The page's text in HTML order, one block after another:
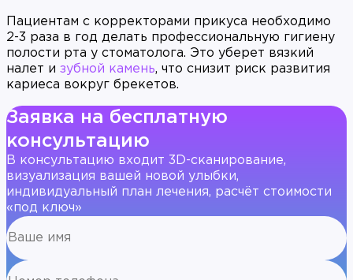
Пациентам с корректорами прикуса необходимо
2-3 раза в год делать профессиональную гигиену
полости рта у стоматолога. Это уберет вязкий
налет и зубной камень, что снизит риск развития
кариеса вокруг брекетов.
Заявка на бесплатную
консультацию
В консультацию входит 3D-сканирование,
визуализация вашей новой улыбки,
индивидуальный план лечения, расчёт стоимости
«под ключ»